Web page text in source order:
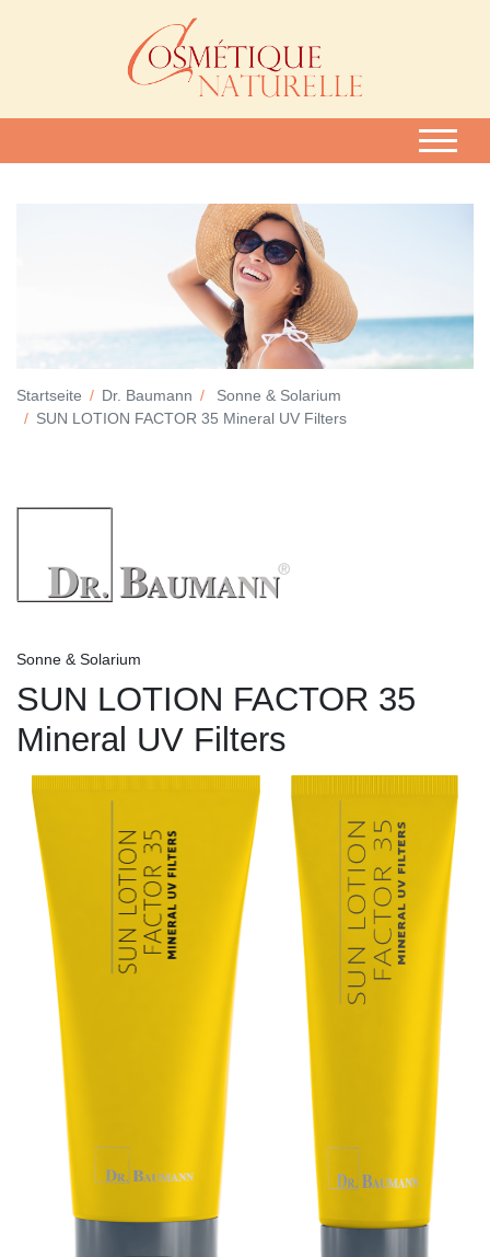
Startseite Dr. Baumann
Sonne & Solarium
SUN LOTION FACTOR 35 Mineral UV Filters
Sonne & Solarium
SUN LOTION FACTOR 35
Mineral UV Filters